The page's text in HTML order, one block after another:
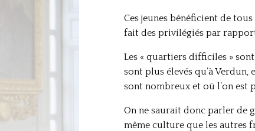
Ces jeunes bénéficient de
fait des privilégiés par rapport
Les « quartiers difficiles »
sont plus élevés qu’à
sont nombreux et où l’on est
On ne saurait donc parler de
même culture que les autres